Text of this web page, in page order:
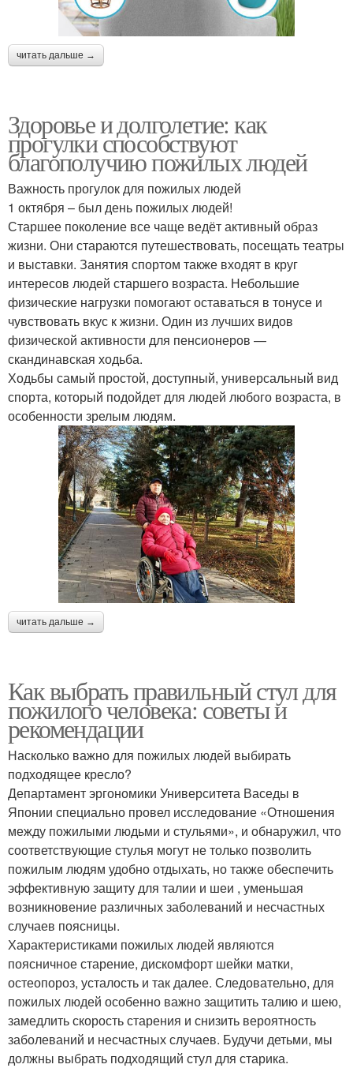
читать дальше →
Здоровье и долголетие: как
прогулки способствуют
благополучию пожилых людей
Важность прогулок для пожилых людей
1 октября – был день пожилых людей!
Старшее поколение все чаще ведёт активный образ
жизни. Они стараются путешествовать, посещать театры
и выставки. Занятия спортом также входят в круг
интересов людей старшего возраста. Небольшие
физические нагрузки помогают оставаться в тонусе и
чувствовать вкус к жизни. Один из лучших видов
физической активности для пенсионеров —
скандинавская ходьба.
Ходьбы самый простой, доступный, универсальный вид
спорта, который подойдет для людей любого возраста, в
особенности зрелым людям.
читать дальше →
Как выбрать правильный стул для
пожилого человека: советы и
рекомендации
Насколько важно для пожилых людей выбирать
подходящее кресло?
Департамент эргономики Университета Васеды в
Японии специально провел исследование «Отношения
между пожилыми людьми и стульями», и обнаружил, что
соответствующие стулья могут не только позволить
пожилым людям удобно отдыхать, но также обеспечить
эффективную защиту для талии и шеи , уменьшая
возникновение различных заболеваний и несчастных
случаев поясницы.
Характеристиками пожилых людей являются
поясничное старение, дискомфорт шейки матки,
остеопороз, усталость и так далее. Следовательно, для
пожилых людей особенно важно защитить талию и шею,
замедлить скорость старения и снизить вероятность
заболеваний и несчастных случаев. Будучи детьми, мы
должны выбрать подходящий стул для старика.